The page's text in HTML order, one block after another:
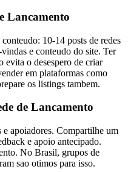
Lancamento
10-14 posts de redes
e conteudo do site. Ter
evita o desespero de criar
em plataformas como
os listings tambem.
de Lancamento
apoiadores. Compartilhe um
e apoio antecipado.
No Brasil, grupos de
sao otimos para isso.